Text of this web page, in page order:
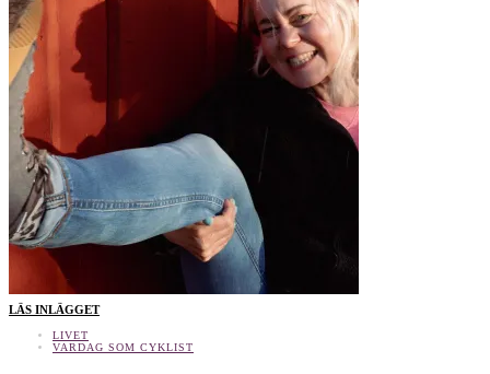
LÄS INLÄGGET
LIVET
VARDAG SOM CYKLIST